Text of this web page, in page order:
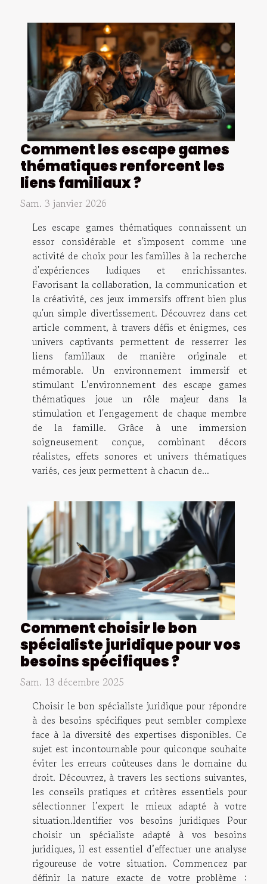
Comment les escape games
thématiques renforcent les
liens familiaux ?
Sam. 3 janvier 2026
Les escape games thématiques connaissent un
essor considérable et s'imposent comme une
activité de choix pour les familles à la recherche
d'expériences ludiques et enrichissantes.
Favorisant la collaboration, la communication et
la créativité, ces jeux immersifs offrent bien plus
qu'un simple divertissement. Découvrez dans cet
article comment, à travers défis et énigmes, ces
univers captivants permettent de resserrer les
liens familiaux de manière originale et
mémorable. Un environnement immersif et
stimulant L'environnement des escape games
thématiques joue un rôle majeur dans la
stimulation et l'engagement de chaque membre
de la famille. Grâce à une immersion
soigneusement conçue, combinant décors
réalistes, effets sonores et univers thématiques
variés, ces jeux permettent à chacun de...
Comment choisir le bon
spécialiste juridique pour vos
besoins spécifiques ?
Sam. 13 décembre 2025
Choisir le bon spécialiste juridique pour répondre
à des besoins spécifiques peut sembler complexe
face à la diversité des expertises disponibles. Ce
sujet est incontournable pour quiconque souhaite
éviter les erreurs coûteuses dans le domaine du
droit. Découvrez, à travers les sections suivantes,
les conseils pratiques et critères essentiels pour
sélectionner l’expert le mieux adapté à votre
situation.Identifier vos besoins juridiques Pour
choisir un spécialiste adapté à vos besoins
juridiques, il est essentiel d’effectuer une analyse
rigoureuse de votre situation. Commencez par
définir la nature exacte de votre problème :